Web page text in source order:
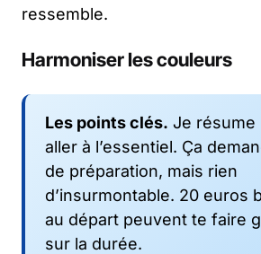
ressemble.
Harmoniser les couleurs
Les points clés. Je résume
aller à l’essentiel. Ça
de préparation, mais rien
d’insurmontable. 20 euros
au départ peuvent te faire
sur la durée.